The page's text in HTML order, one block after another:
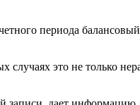
периода
это не только